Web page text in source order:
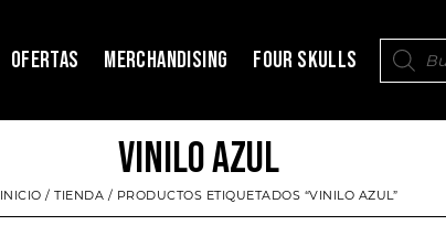
OFERTAS MERCHANDISING FOUR SKULLS
VINILO AZUL
INICIO /TIENDA / PRODUCTOS ETIQUETADOS “VINILO AZUL”